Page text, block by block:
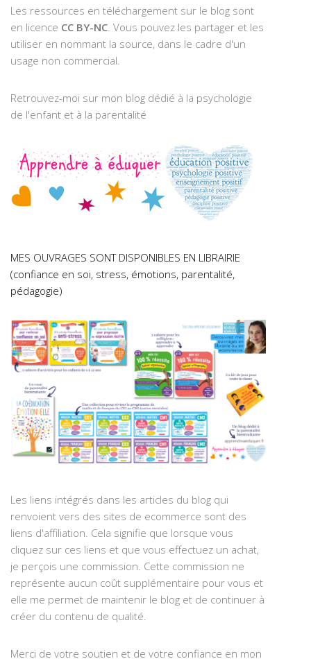
Les ressources en téléchargement sur le blog sont
en licence CC BY-NC . Vous pouvez les partager et les
utiliser en nommant la source, dans le cadre d'un
usage non commercial.
Retrouvez-moi sur mon blog dédié à la psychologie
de l'enfant et à la parentalité
MES OUVRAGES SONT DISPONIBLES EN LIBRAIRIE
(confiance en soi, stress, émotions, parentalité,
pédagogie)
Les liens intégrés dans les articles du blog qui
renvoient vers des sites de ecommerce sont des
liens d'affiliation. Cela signifie que lorsque vous
cliquez sur ces liens et que vous effectuez un achat,
je perçois une commission. Cette commission ne
représente aucun coût supplémentaire pour vous et
elle me permet de maintenir le blog et de continuer à
créer du contenu de qualité.
Merci de votre soutien et de votre confiance en mon